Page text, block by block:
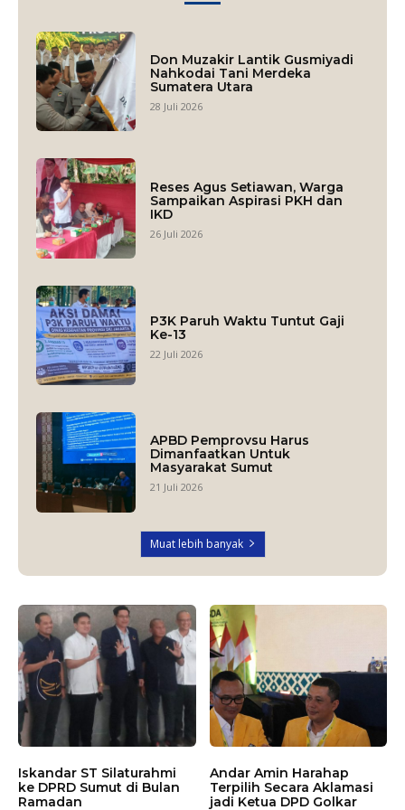
Don Muzakir Lantik Gusmiyadi
Nahkodai Tani Merdeka
Sumatera Utara
28 Juli 2026
Reses Agus Setiawan, Warga
Sampaikan Aspirasi PKH dan
IKD
26 Juli 2026
P3K Paruh Waktu Tuntut Gaji
Ke-13
22 Juli 2026
APBD Pemprovsu Harus
Dimanfaatkan Untuk
Masyarakat Sumut
21 Juli 2026
Muat lebih banyak
Iskandar ST Silaturahmi
ke DPRD Sumut di Bulan
Ramadan
Andar Amin Harahap
Terpilih Secara Aklamasi
jadi Ketua DPD Golkar